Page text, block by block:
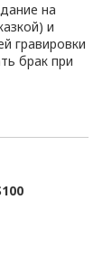
на
и
гравировки
брак при